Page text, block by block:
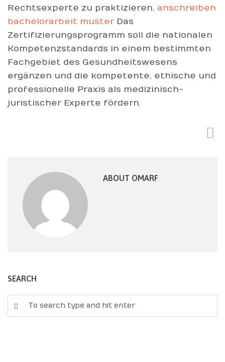
Rechtsexperte zu praktizieren. anschreiben
bachelorarbeit muster Das
Zertifizierungsprogramm soll die nationalen
Kompetenzstandards in einem bestimmten
Fachgebiet des Gesundheitswesens
ergänzen und die kompetente, ethische und
professionelle Praxis als medizinisch-
juristischer Experte fördern.
ABOUT OMARF
SEARCH